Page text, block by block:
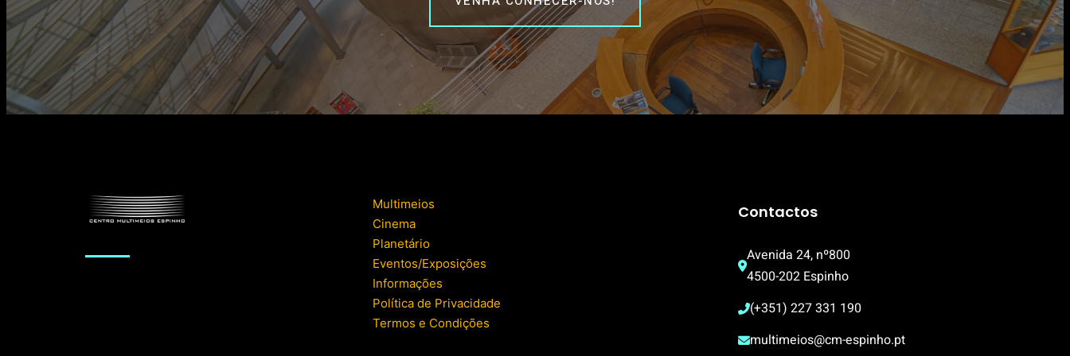
Multimeios
Cinema
Planetário
Eventos/Exposições
Informações
Política de Privacidade
Termos e Condições
Contactos
Avenida 24, nº800
4500-202 Espinho
(+351) 227 331 190
multimeios@cm-espinho.pt